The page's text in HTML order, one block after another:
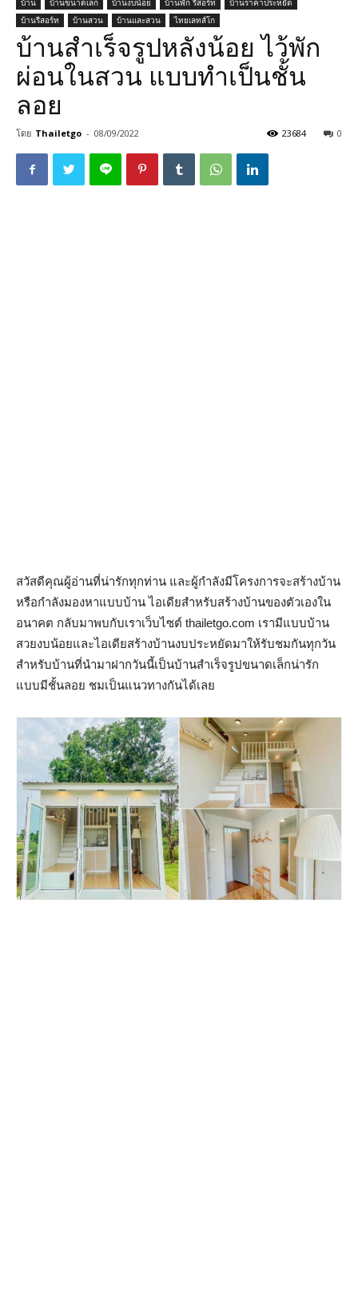
บ้าน บ้านขนาดเล็ก บ้านงบน้อย บ้านพัก รีสอร์ท
บ้านราคาประหยัด
บ้านรีสอร์ท
บ้านสวน บ้านและสวน ไทยเลทส์โก
บ้านสำเร็จรูปหลังน้อย ไว้พัก
ผ่อนในสวน แบบทำเป็นชั้น
ลอย
โดย Thailetgo - 08/09/2022 0
23684
สวัสดีคุณผู้อ่านที่น่ารักทุกท่าน และผู้กำลังมีโครงการจะสร้างบ้าน
หรือกำลังมองหาแบบบ้าน ไอเดียสำหรับสร้างบ้านของตัวเองใน
อนาคต กลับมาพบกับเราเว็บไซต์ thailetgo.com เรามีแบบบ้าน
สวยงบน้อยและไอเดียสร้างบ้านงบประหยัดมาให้รับชมกันทุกวัน
สำหรับบ้านที่นำมาฝากวันนี้เป็นบ้านสำเร็จรูปขนาดเล็กน่ารัก
แบบมีชั้นลอย ชมเป็นแนวทางกันได้เลย